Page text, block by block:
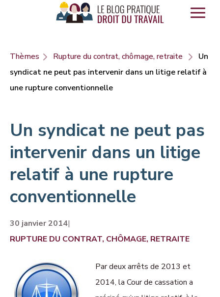
Panneau de gestion des cookies
Thèmes Rupture du contrat, chômage, retraite
Un
syndicat ne peut pas intervenir dans un litige relatif à
une rupture conventionnelle
Un syndicat ne peut pas
intervenir dans un litige
relatif à une rupture
conventionnelle
30 janvier 2014|
RUPTURE DU CONTRAT, CHÔMAGE, RETRAITE
Par deux arrêts de 2013 et
2014, la Cour de cassation a